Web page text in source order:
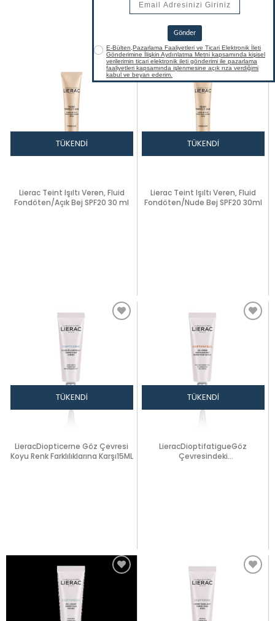
TÜKENDI
Lierac Teint Işıltı Veren, Fluid
Fondöten/Açık Bej SPF20 30 ml
TÜKENDI
Lierac Teint Işıltı Veren, Fluid
Fondöten/Nude Bej SPF20 30ml
TÜKENDI
LieracDiopticerne Göz Çevresi
Koyu Renk Farklılıklarına Karşı15ML
TÜKENDI
LieracDioptifatigueGöz
Çevresindeki